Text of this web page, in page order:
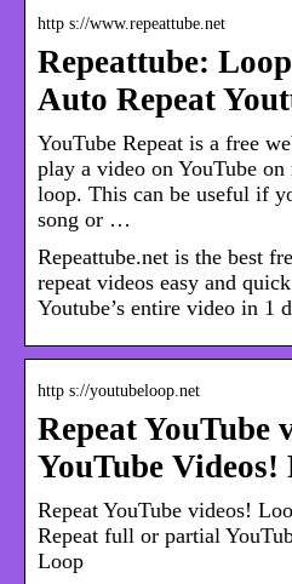
http s://www.repeattube.net
Repeattube:
Auto Repeat
YouTube Repeat is a free
play a video on YouTube on
loop. This can be useful if
song or …
Repeattube.net is the best
repeat videos easy and
Youtube’s entire video in 1
http s://youtubeloop.net
Repeat YouTube
YouTube
Repeat YouTube videos!
Repeat full or partial
Loop